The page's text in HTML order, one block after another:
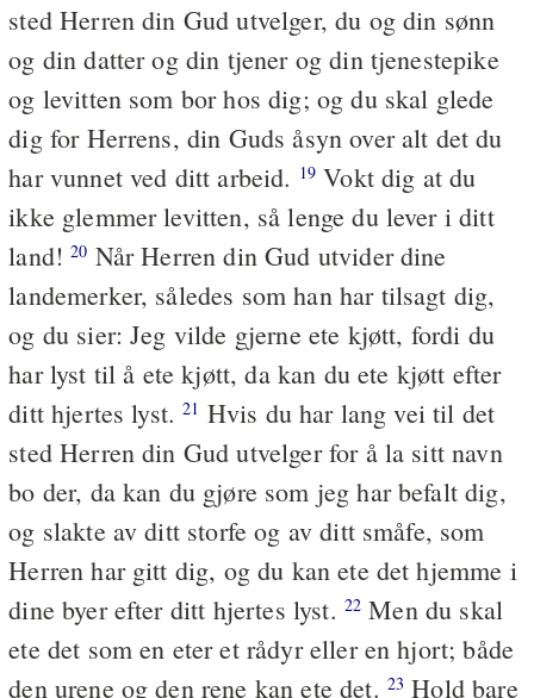
sted Herren din Gud utvelger, du og din sønn
og din datter og din tjener og din tjenestepike
og levitten som bor hos dig; og du skal glede
dig for Herrens, din Guds åsyn over alt det du
har vunnet ved ditt arbeid. 19 Vokt dig at du
ikke glemmer levitten, så lenge du lever i ditt
land!20 Når Herren din Gud utvider dine
landemerker, således som han har tilsagt dig,
og du sier: Jeg vilde gjerne ete kjøtt, fordi du
har lyst til å ete kjøtt, da kan du ete kjøtt efter
ditt hjertes lyst.21 Hvis du har lang vei til det
sted Herren din Gud utvelger for å la sitt navn
bo der, da kan du gjøre som jeg har befalt dig,
og slakte av ditt storfe og av ditt småfe, som
Herren har gitt dig, og du kan ete det hjemme i
dine byer efter ditt hjertes lyst. 22 Men du skal
ete det som en eter et rådyr eller en hjort; både
den urene og den rene kan ete det. 23 Hold bare